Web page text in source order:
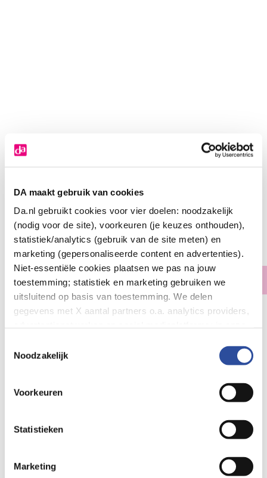
DA maakt gebruik van cookies
Da.nl gebruikt cookies voor vier doelen: noodzakelijk
(nodig voor de site), voorkeuren (je keuzes onthouden),
statistiek/analytics (gebruik van de site meten) en
marketing (gepersonaliseerde content en advertenties).
Niet-essentiële cookies plaatsen we pas na jouw
toestemming; statistiek en marketing gebruiken we
uitsluitend op basis van toestemming. We delen
gegevens met X aantal partners o.a. analytics providers,
en de bewaartermijnen per categorie. Je kunt je keuze op
gegevensverwerking staat in de
Privacyverklaring
Noodzakelijk
Voorkeuren
Statistieken
Marketing
Vitakruid Whey Protein Concentrate -
Chocolade
900.00Gram 39.90
Geen voorraad
Bestelling af te halen in
Gratis verzending vanaf 49.-